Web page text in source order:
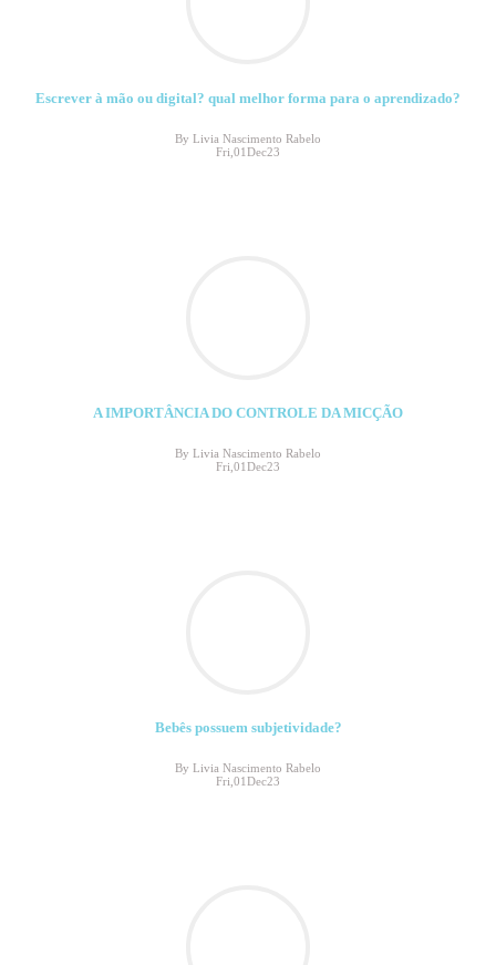
Escrever à mão ou digital? qual melhor forma para o aprendizado?
By Livia Nascimento Rabelo
Fri,01Dec23
A IMPORTÂNCIA DO CONTROLE DA MICÇÃO
By Livia Nascimento Rabelo
Fri,01Dec23
Bebês possuem subjetividade?
By Livia Nascimento Rabelo
Fri,01Dec23